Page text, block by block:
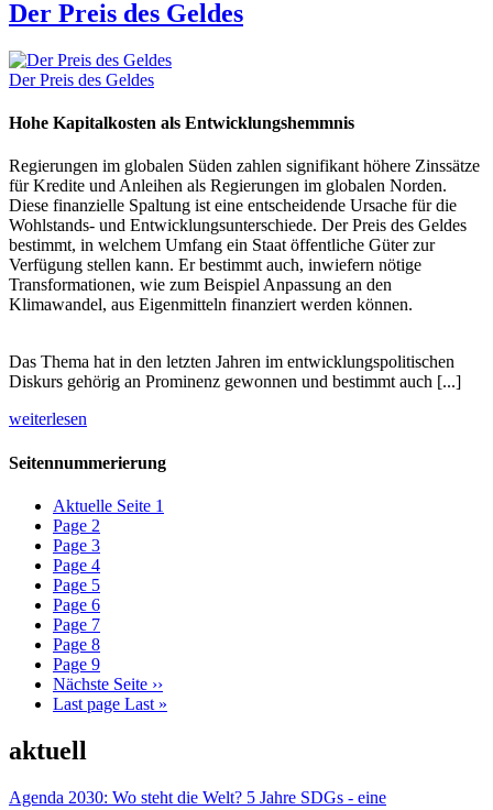
Der Preis des Geldes
Der Preis des Geldes
Hohe Kapitalkosten als Entwicklungshemmnis
Regierungen im globalen Süden zahlen signifikant höhere Zinssätze
für Kredite und Anleihen als Regierungen im globalen Norden.
Diese finanzielle Spaltung ist eine entscheidende Ursache für die
Wohlstands- und Entwicklungsunterschiede. Der Preis des Geldes
bestimmt, in welchem Umfang ein Staat öffentliche Güter zur
Verfügung stellen kann. Er bestimmt auch, inwiefern nötige
Transformationen, wie zum Beispiel Anpassung an den
Klimawandel, aus Eigenmitteln finanziert werden können.
Das Thema hat in den letzten Jahren im entwicklungspolitischen
Diskurs gehörig an Prominenz gewonnen und bestimmt auch [...]
weiterlesen
Seitennummerierung
Aktuelle Seite 1
Page 2
Page 3
Page 4
Page 5
Page 6
Page 7
Page 8
Page 9
Nächste Seite ››
Last page Last »
aktuell
Agenda 2030: Wo steht die Welt? 5 Jahre SDGs - eine